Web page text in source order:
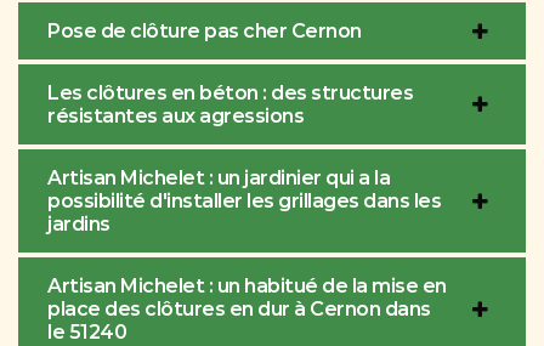
Pose de clôture pas cher Cernon
Les clôtures en béton : des structures
résistantes aux agressions
Artisan Michelet : un jardinier qui a la
possibilité d'installer les grillages dans les
jardins
Artisan Michelet : un habitué de la mise en
place des clôtures en dur à Cernon dans
le 51240